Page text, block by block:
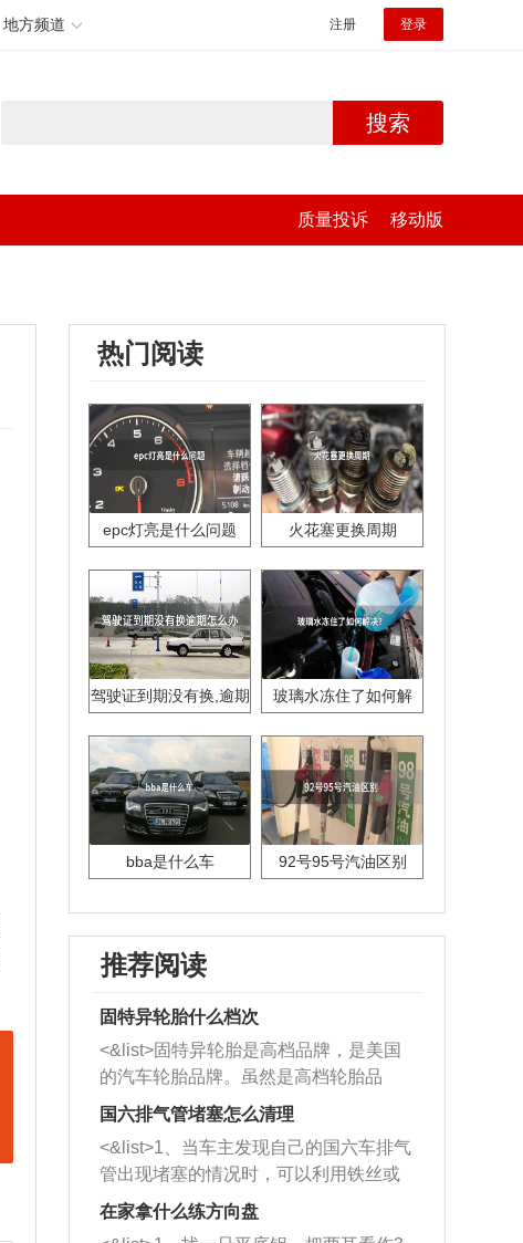
地方频道 注册 登录
搜索
质量投诉 移动版
热门阅读
epc灯亮是什么问题 火花塞更换周期
驾驶证到期没有换,逾期
玻璃水冻住了如何解
bba是什么车 92号95号汽油区别
推荐阅读
固特异轮胎什么档次
<&list>固特异轮胎是高档品牌，是美国
的汽车轮胎品牌。虽然是高档轮胎品
牌，但是中高低端的轮胎都有生产，这
也是为了更好的开拓市场。
国六排气管堵塞怎么清理
<&list>1、当车主发现自己的国六车排气
管出现堵塞的情况时，可以利用铁丝或
者是细棍，直接将杂物给取出来，如果
堵塞情况比较严重，也可以采取应急措
在家拿什么练方向盘